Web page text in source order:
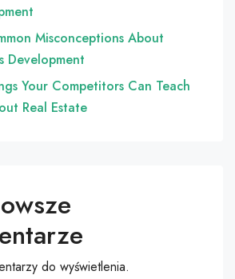
Misconceptions About
Development
Your Competitors Can Teach
Real Estate
do wyświetlenia.